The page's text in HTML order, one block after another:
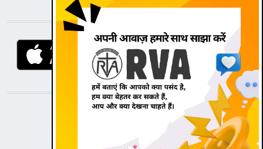
DOWNLOAD RVA APP
STAY CONNECTED WITH US!